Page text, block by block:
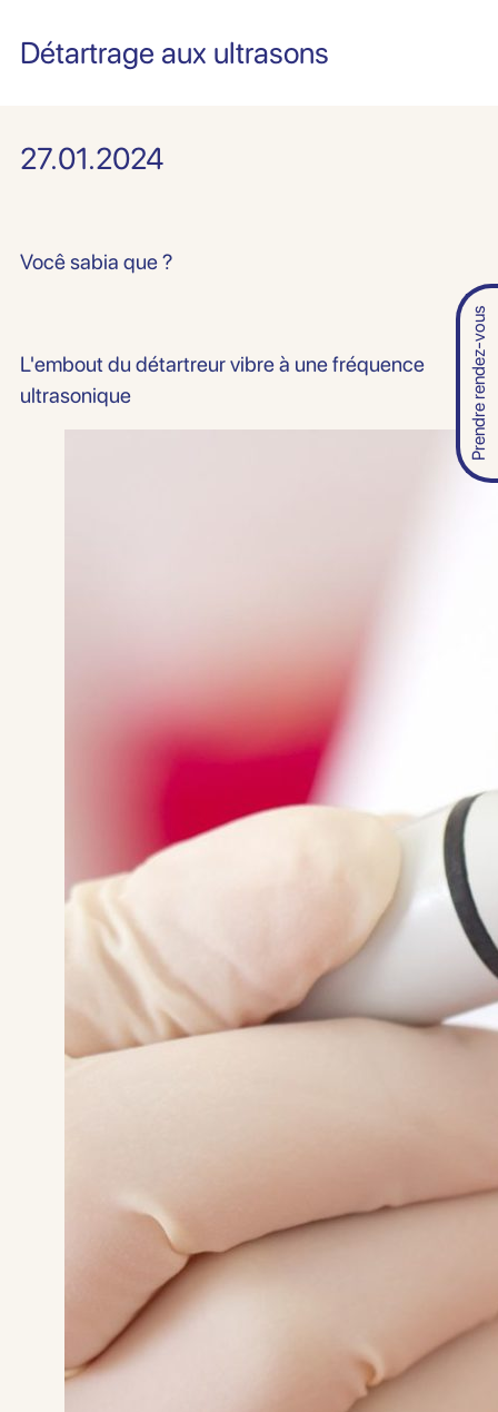
Prendre rendez-vous
Détartrage aux ultrasons
27.01.2024
Você sabia que ?
L'embout du détartreur vibre à une fréquence
ultrasonique